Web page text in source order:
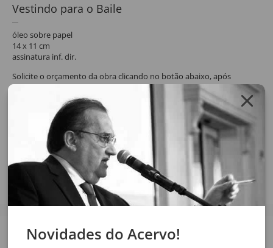
Vestindo para o Baile
óleo sobre papel
14 x 11 cm
assinatura inf. dir.
Solicite o orçamento da obra clicando no botão abaixo, após
confirmar o pedido de solicitação a resposta será enviada por email.
SOLICITAR ORÇAMENTO SOLICITAR VIA WHATSAPP
Compartilhar
Veja também
Novidades do Acervo!